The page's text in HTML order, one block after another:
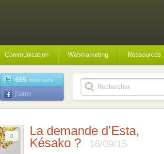
Communication Webmarketing Ressources
665 followers
j'aime
0
La demande d’Esta,
Késako ?
16/09/15